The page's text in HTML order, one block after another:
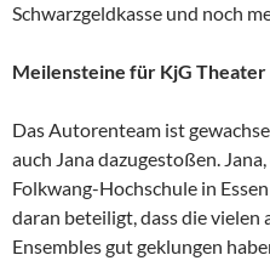
Schwarzgeldkasse und noch
Meilensteine für KjG Theater
Das Autorenteam ist
auch Jana dazugestoßen.
Folkwang-Hochschule in
daran beteiligt, dass die vielen
Ensembles gut geklungen